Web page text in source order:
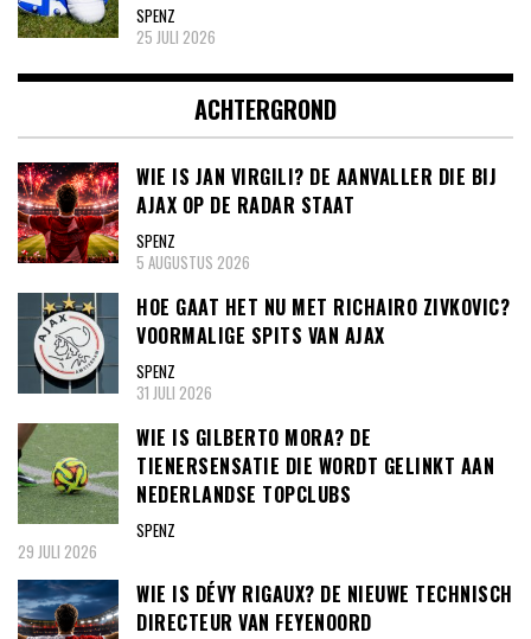
SPENZ
25 JULI 2026
ACHTERGROND
WIE IS JAN VIRGILI? DE AANVALLER DIE BIJ
AJAX OP DE RADAR STAAT
SPENZ
5 AUGUSTUS 2026
HOE GAAT HET NU MET RICHAIRO ZIVKOVIC?
VOORMALIGE SPITS VAN AJAX
SPENZ
31 JULI 2026
WIE IS GILBERTO MORA? DE
TIENERSENSATIE DIE WORDT GELINKT AAN
NEDERLANDSE TOPCLUBS
SPENZ
29 JULI 2026
WIE IS DÉVY RIGAUX? DE NIEUWE TECHNISCH
DIRECTEUR VAN FEYENOORD